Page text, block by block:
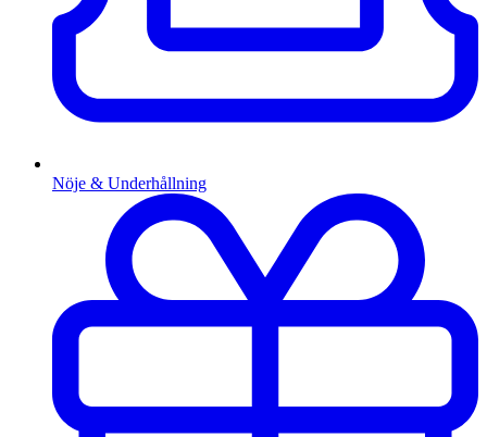
Nöje & Underhållning